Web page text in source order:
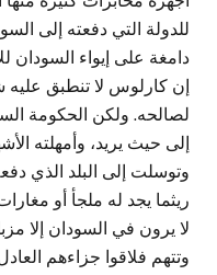
للدولة التي دفعته إلى
دامغة على إيواء السودان
إن كارلوس لا تنطبق
لصالحه. ولكن الحكومة
إلى حيث يريد، وأمهلته
وتوسلت إلى البلد الذي
ريثما يجد له ملجأ أو
لا يرون في السودان إلا
وتتهم فلاقوا جزاءهم